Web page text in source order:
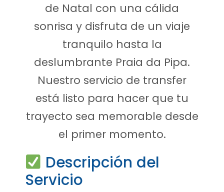
de Natal con una cálida
sonrisa y disfruta de un viaje
tranquilo hasta la
deslumbrante Praia da Pipa.
Nuestro servicio de transfer
está listo para hacer que tu
trayecto sea memorable desde
el primer momento.
Descripción del
Servicio